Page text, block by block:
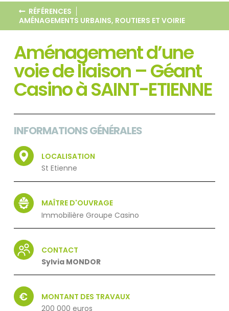
RÉFÉRENCES
AMÉNAGEMENTS URBAINS, ROUTIERS ET VOIRIE
Aménagement d’une
voie de liaison – Géant
Casino à SAINT-ETIENNE
INFORMATIONS GÉNÉRALES
LOCALISATION
St Etienne
MAÎTRE D'OUVRAGE
Immobilière Groupe Casino
CONTACT
Sylvia MONDOR
MONTANT DES TRAVAUX
200 000 euros